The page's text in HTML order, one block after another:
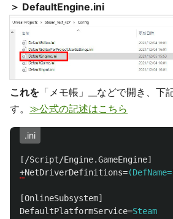
＞ DefaultEngine.ini
これを 「メモ帳」__などで開き、下
す。 ≫公式の記述はこちら
.ini
[/Script/Engine.GameEngine]
+NetDriverDefinitions=
[OnlineSubsystem]
DefaultPlatformService=Steam